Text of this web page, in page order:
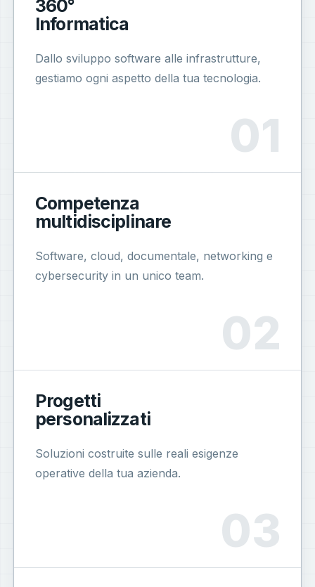
360°
Informatica
Dallo sviluppo software alle infrastrutture,
gestiamo ogni aspetto della tua tecnologia.
Competenza
multidisciplinare
Software, cloud, documentale, networking e
cybersecurity in un unico team.
Progetti
personalizzati
Soluzioni costruite sulle reali esigenze
operative della tua azienda.